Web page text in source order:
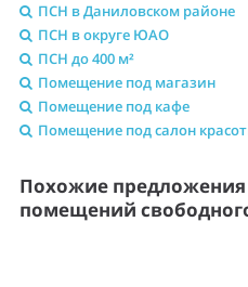
ПСН в Даниловском районе
ПСН в округе ЮАО
ПСН до 400 м²
Помещение под магазин
Помещение под кафе
Помещение под салон
Похожие
помещений